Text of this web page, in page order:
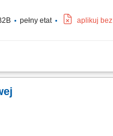
pełny etat aplikuj
robót ziemnych,